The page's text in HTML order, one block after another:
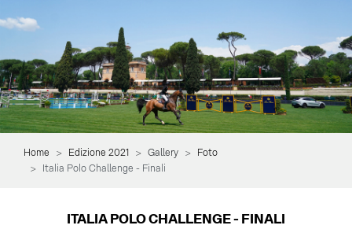
Home Edizione 2021 Gallery
Foto
Italia Polo Challenge - Finali
ITALIA POLO CHALLENGE - FINALI